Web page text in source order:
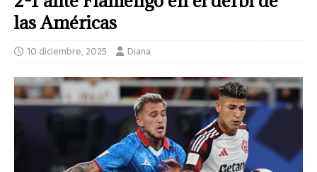
las Américas
10 diciembre, 2025 Diana